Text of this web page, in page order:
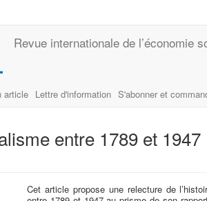
Revue internationale de l’économie
article Lettre d'information S'abonner et
entre 1789 et
Cet article propose une relecture de